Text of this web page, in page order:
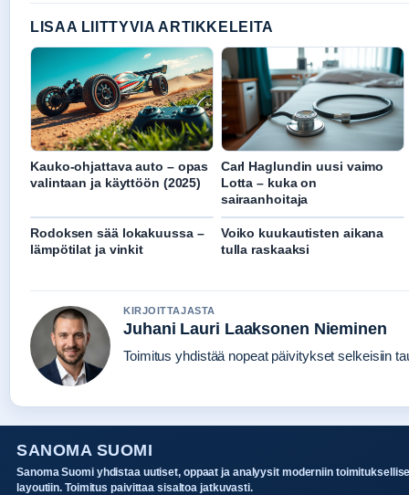
LISAA LIITTYVIA ARTIKKELEITA
Kauko-ohjattava auto – opas
valintaan ja käyttöön (2025)
Carl Haglundin uusi vaimo
Lotta – kuka on
sairaanhoitaja
Rodoksen sää lokakuussa –
lämpötilat ja vinkit
Voiko kuukautisten aikana
tulla raskaaksi
KIRJOITTAJASTA
Juhani Lauri Laaksonen Nieminen
Toimitus yhdistää nopeat päivitykset selkeisiin
SANOMA SUOMI
Sanoma Suomi yhdistaa uutiset, oppaat ja analyysit moderniin
layoutiin. Toimitus paivittaa sisaltoa jatkuvasti.